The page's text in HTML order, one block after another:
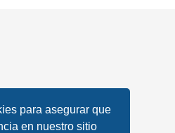
para asegurar que
en nuestro sitio